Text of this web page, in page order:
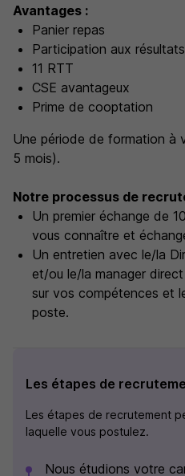
Avantages :
Panier repas
Participation aux
11 RTT
CSE avantageux
Prime de cooptation
Une période de formation à
5 mois).
Notre processus de
Un premier échange de
vous connaître et
Un entretien avec le/la
et/ou le/la manager
sur vos compétences et
poste.
Les étapes de
Les étapes de recrutement
laquelle vous postulez.
Nous étudions votre